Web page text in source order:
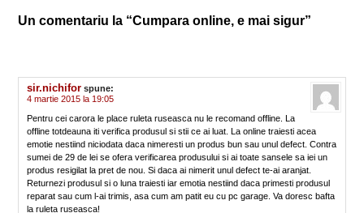
Un comentariu la “Cumpara online, e mai sigur”
sir.nichifor spune:
4 martie 2015 la 19:05
Pentru cei carora le place ruleta ruseasca nu le recomand offline. La
offline totdeauna iti verifica produsul si stii ce ai luat. La online traiesti acea
emotie nestiind niciodata daca nimeresti un produs bun sau unul defect. Contra
sumei de 29 de lei se ofera verificarea produsului si ai toate sansele sa iei un
produs resigilat la pret de nou. Si daca ai nimerit unul defect te-ai aranjat.
Returnezi produsul si o luna traiesti iar emotia nestiind daca primesti produsul
reparat sau cum l-ai trimis, asa cum am patit eu cu pc garage. Va doresc bafta
la ruleta ruseasca!